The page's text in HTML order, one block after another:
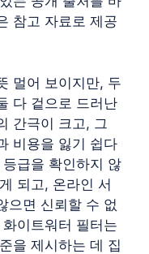
참고 자료로 제공
멀어 보이지만, 두
다 겉으로 드러난
간극이 크고, 그
비용을 잃기 쉽다
급을 확인하지 않
되고, 온라인 서
으면 신뢰할 수 없
이트워터 필터는
을 제시하는 데 집